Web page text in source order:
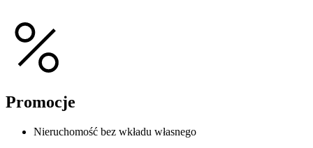
Promocje
Nieruchomość bez wkładu własnego